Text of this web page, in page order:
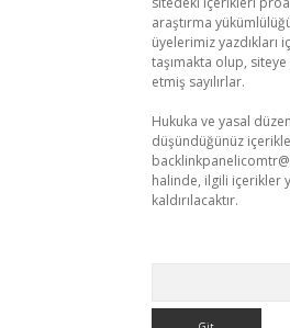
araştırma
üyelerimiz yazdıkları
taşımakta olup,
etmiş sayılırlar.
Hukuka ve yasal
düşündüğünüz
halinde, ilgili içerikler
kaldırılacaktır.